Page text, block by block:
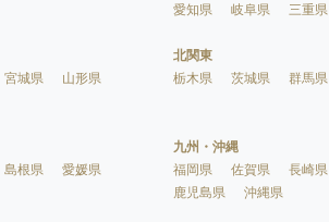
愛知県
岐阜県 三重県
宮城県
山形県
北関東
栃木県
茨城県 群馬県
島根県
愛媛県
九州・沖縄
福岡県
佐賀県 長崎県
鹿児島県
沖縄県